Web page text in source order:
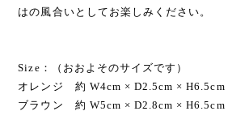
はの風合いとしてお楽しみください。
Size：（おおよそのサイズです）
オレンジ 約 W4cm × D2.5cm × H6.5cm
ブラウン 約 W5cm × D2.8cm × H6.5cm